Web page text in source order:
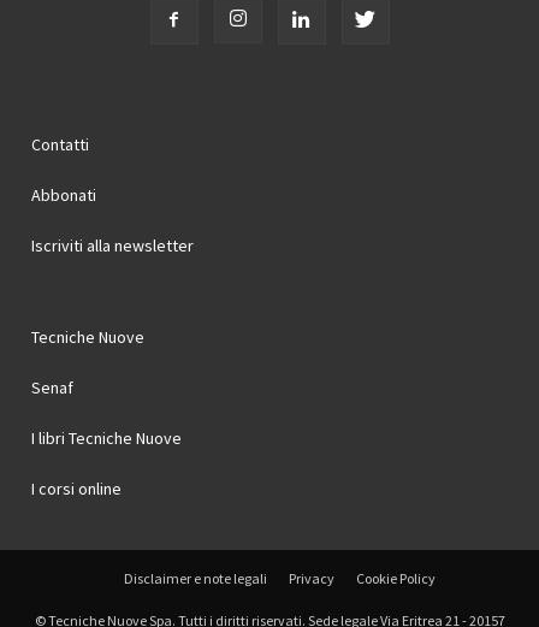
Contatti
Abbonati
Iscriviti alla newsletter
Tecniche Nuove
Senaf
I libri Tecniche Nuove
I corsi online
Disclaimer e note legali Privacy Cookie Policy
© Tecniche Nuove Spa. Tutti i diritti riservati. Sede legale Via Eritrea 21 - 20157